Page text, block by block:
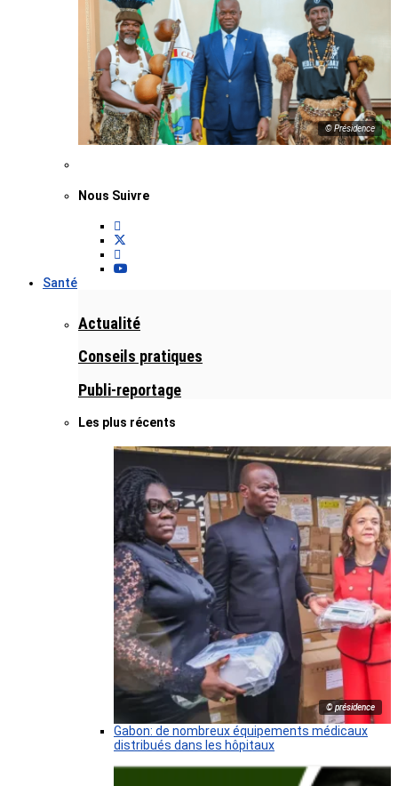
© Présidence
Nous Suivre
Santé
Actualité
Conseils pratiques
Publi-reportage
Les plus récents
© présidence
Gabon: de nombreux équipements médicaux
distribués dans les hôpitaux